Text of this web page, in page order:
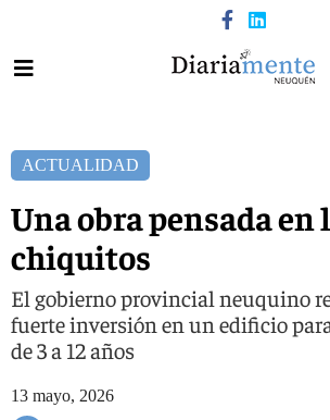
ACTUALIDAD
Una obra pensada en
chiquitos
El gobierno provincial neuquino
fuerte inversión en un edificio
de 3 a 12 años
13 mayo, 2026